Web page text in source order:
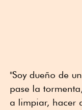
"Soy dueño de
pase la
a limpiar, hacer